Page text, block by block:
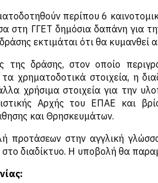
περίπου 6
στη ΓΓΕΤ δημόσια δαπάνη για
εκτιμάται ότι θα κυμανθεί
δράσης, στον οποίο
τα χρηματοδοτικά στοιχεία, η
χρήσιμα στοιχεία για την
Αρχής του ΕΠΑΕ και
και Θρησκευμάτων.
προτάσεων στην αγγλική
διαδίκτυο. Η υποβολή θα